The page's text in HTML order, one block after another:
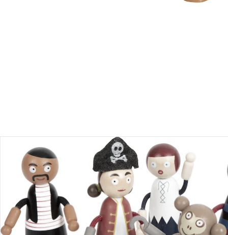
Bestellung & Lieferung